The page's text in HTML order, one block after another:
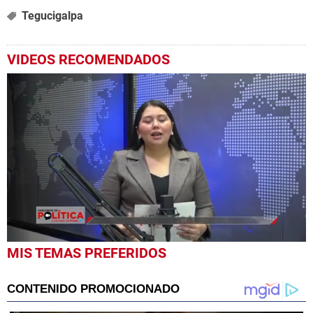
Tegucigalpa
VIDEOS RECOMENDADOS
0
seconds
hour,
45
MIS TEMAS PREFERIDOS